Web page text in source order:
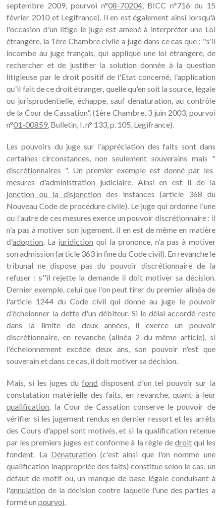
septembre 2009, pourvoi n°08-70204, BICC n°716 du 15
février 2010 et Legifrance). Il en est également ainsi lorsqu'à
l'occasion d'un litige le juge est amené à interpréter une Loi
étrangère, la 1ère Chambre civile a jugé dans ce cas que : "s'il
incombe au juge français, qui applique une loi étrangère, de
rechercher et de justifier la solution donnée à la question
litigieuse par le droit positif de l'Etat concerné, l'application
qu'il fait de ce droit étranger, quelle qu'en soit la source, légale
ou jurisprudentielle, échappe, sauf dénaturation, au contrôle
de la Cour de Cassation". (1ère Chambre, 3 juin 2003, pourvoi
n°01-00859, Bulletin, I, n° 133, p. 105, Legifrance).
Les pouvoirs du juge sur l'appréciation des faits sont dans
certaines circonstances, non seulement souverains mais "
discrétionnaires ". Un premier exemple est donné par les
mesures d'administration judiciaire. Ainsi en est il de la
jonction ou la disjonction des instances (article 368 du
Nouveau Code de procédure civile). Le juge qui ordonne l'une
ou l'autre de ces mesures exerce un pouvoir discrétionnaire : il
n'a pas à motiver son jugement. Il en est de même en matière
d'adoption. La juridiction qui la prononce, n'a pas à motiver
son admission (article 363 in fine du Code civil). En revanche le
tribunal ne dispose pas du pouvoir discrétionnaire de la
refuser : s''il rejette la demande il doit motiver sa décision.
Dernier exemple, celui que l'on peut tirer du premier alinéa de
l'article 1244 du Code civil qui donne au juge le pouvoir
d'échelonner la dette d'un débiteur. Si le délai accordé reste
dans la limite de deux années, il exerce un pouvoir
discrétionnaire, en revanche (alinéa 2 du même article), si
l'échelonnement excède deux ans, son pouvoir n'est que
souverain et dans ce cas, il doit motiver sa décision.
Mais, si les juges dufond disposent d'un tel pouvoir sur la
constatation matérielle des faits, en revanche, quant à leur
qualification, la Cour de Cassation conserve le pouvoir de
vérifier si les jugement rendus en dernier ressort et les arrêts
des Cours d'appel sont motivés, et si la qualification retenue
par les premiers juges est conforme à la règle de droitqui les
fondent. La Dénaturation (c'est ainsi que l'on nomme une
qualification inappropriée des faits) constitue selon le cas, un
défaut de motif ou, un manque de base légale conduisant à
l'annulation de la décision contre laquelle l'une des parties a
formé unpourvoi.